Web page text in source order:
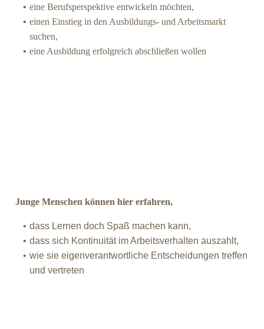
eine Berufs­per­spek­ti­ve ent­wi­ckeln möchten,
einen Ein­stieg in den Aus­bil­dungs- und Arbeits­markt
suchen,
eine Aus­bil­dung erfolg­reich abschlie­ßen wollen
Junge Menschen können hier erfahren,
dass Ler­nen doch Spaß machen kann,
dass sich Kon­ti­nui­tät im Arbeits­ver­hal­ten auszahlt,
wie sie eigen­ver­ant­wort­li­che Ent­schei­dun­gen tref­fen
und vertreten